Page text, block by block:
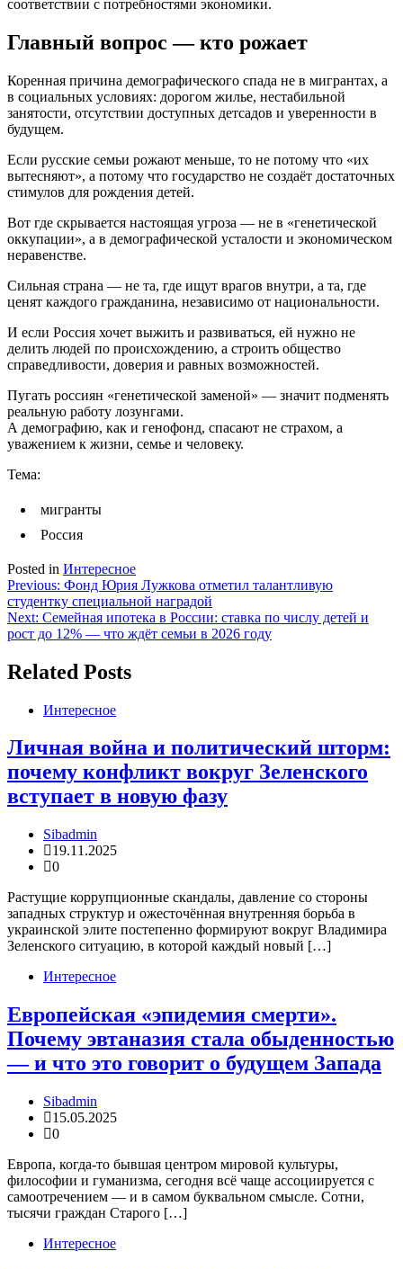
соответствии с потребностями экономики.
Главный вопрос — кто рожает
Коренная причина демографического спада не в мигрантах, а
в социальных условиях: дорогом жилье, нестабильной
занятости, отсутствии доступных детсадов и уверенности в
будущем.
Если русские семьи рожают меньше, то не потому что «их
вытесняют», а потому что государство не создаёт достаточных
стимулов для рождения детей.
Вот где скрывается настоящая угроза — не в «генетической
оккупации», а в демографической усталости и экономическом
неравенстве.
Сильная страна — не та, где ищут врагов внутри, а та, где
ценят каждого гражданина, независимо от национальности.
И если Россия хочет выжить и развиваться, ей нужно не
делить людей по происхождению, а строить общество
справедливости, доверия и равных возможностей.
Пугать россиян «генетической заменой» — значит подменять
реальную работу лозунгами.
А демографию, как и генофонд, спасают не страхом, а
уважением к жизни, семье и человеку.
Тема:
мигранты
Россия
Posted in Интересное
Навигация
по
записям
Previous: Фонд Юрия Лужкова отметил талантливую
студентку специальной наградой
Next: Семейная ипотека в России: ставка по числу детей и
рост до 12% — что ждёт семьи в 2026 году
Related Posts
Интересное
Личная война и политический шторм:
почему конфликт вокруг Зеленского
вступает в новую фазу
Sibadmin
19.11.2025
0
Растущие коррупционные скандалы, давление со стороны
западных структур и ожесточённая внутренняя борьба в
украинской элите постепенно формируют вокруг Владимира
Зеленского ситуацию, в которой каждый новый […]
Интересное
Европейская «эпидемия смерти».
Почему эвтаназия стала обыденностью
— и что это говорит о будущем Запада
Sibadmin
15.05.2025
0
Европа, когда-то бывшая центром мировой культуры,
философии и гуманизма, сегодня всё чаще ассоциируется с
самоотречением — и в самом буквальном смысле. Сотни,
тысячи граждан Старого […]
Интересное